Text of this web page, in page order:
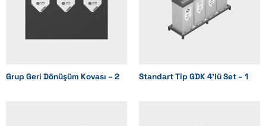
Grup Geri Dönüşüm Kovası – 2 Standart Tip GDK 4’lü Set – 1